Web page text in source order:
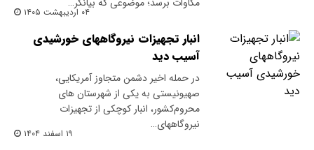
۰۴ اردیبهشت ۱۴۰۵
انبار تجهیزات نیروگاههای خورشیدی
آسیب دید
در حمله اخیر دشمن متجاوز آمریکایی،
صهیونیستی به یکی از شهرستان های
محروم‌کشور، انبار کوچکی از تجهیزات
نیروگاههای…
۱۹ اسفند ۱۴۰۴